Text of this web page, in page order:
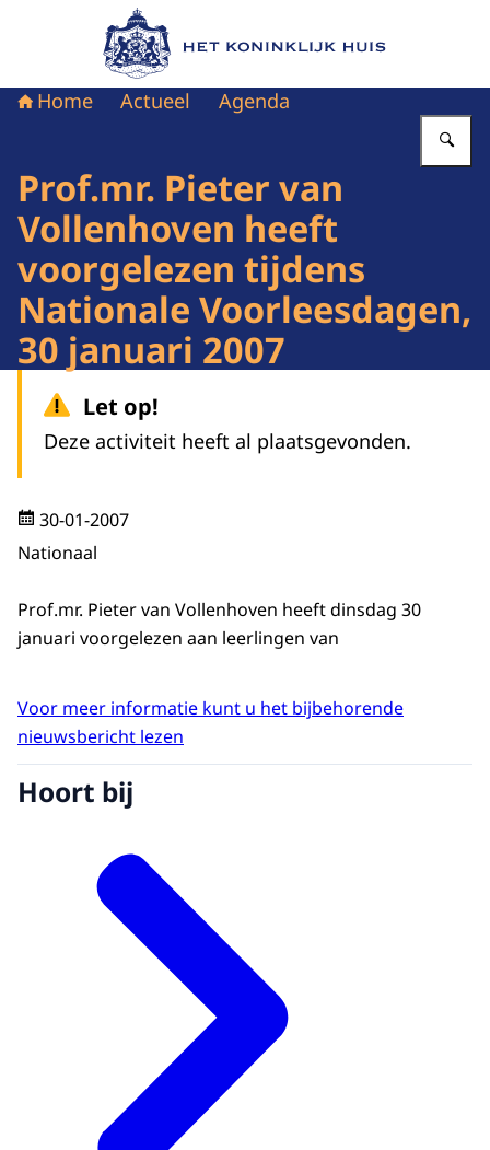
Naar de homepage van Het Koninklijk Huis
Home Actueel Agenda
Prof.mr. Pieter van
Vollenhoven heeft
voorgelezen tijdens
Nationale Voorleesdagen,
30 januari 2007
Let op!
Deze activiteit heeft al plaatsgevonden.
30-01-2007
Nationaal
Prof.mr. Pieter van Vollenhoven heeft dinsdag 30
januari voorgelezen aan leerlingen van
Voor meer informatie kunt u het bijbehorende
nieuwsbericht lezen
Hoort bij